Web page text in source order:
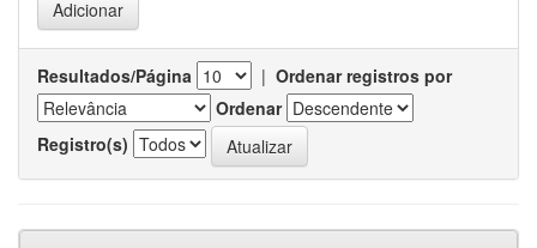
Resultados/Página | Ordenar registros por
Ordenar
Registro(s)